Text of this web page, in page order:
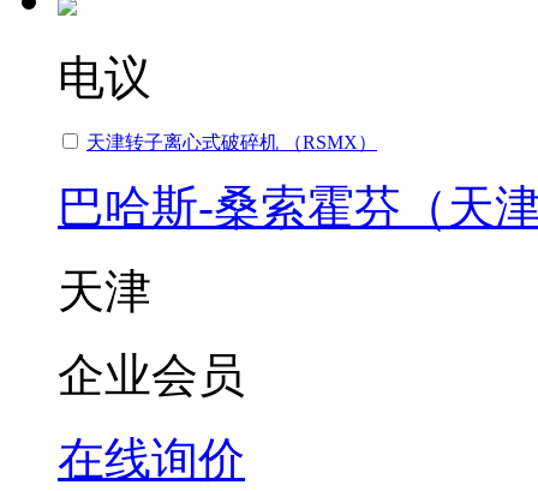
电议
天津转子离心式破碎机 （RSMX）
巴哈斯-桑索霍芬（天
天津
企业会员
在线询价